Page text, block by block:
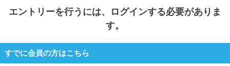
エントリーを行うには、ログインする必要がありま
す。
すでに会員の方はこちら